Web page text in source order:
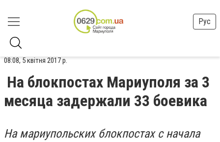
Рус
08:08, 5 квітня 2017 р.
На блокпостах Мариуполя за 3
месяца задержали 33 боевика
На мариупольских блокпостах с начала